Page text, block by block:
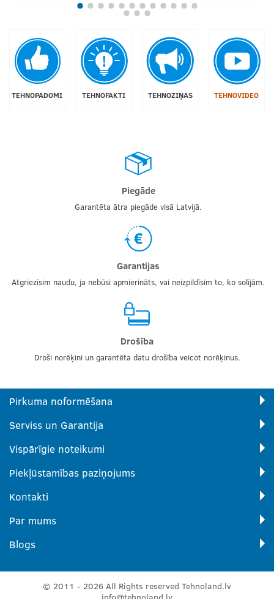
TEHNOPADOMI TEHNOFAKTI TEHNOZIŅAS TEHNOVIDEO
Piegāde
Garantēta ātra piegāde visā Latvijā.
Garantijas
Atgriezīsim naudu, ja nebūsi apmierināts, vai neizpildīsim to, ko solījām.
Drošība
Droši norēķini un garantēta datu drošība veicot norēķinus.
Pirkuma noformēšana
Serviss un Garantija
Vispārīgie noteikumi
Piekļūstamības paziņojums
Kontakti
Par mums
Blogs
© 2011 - 2026 All Rights reserved Tehnoland.lv